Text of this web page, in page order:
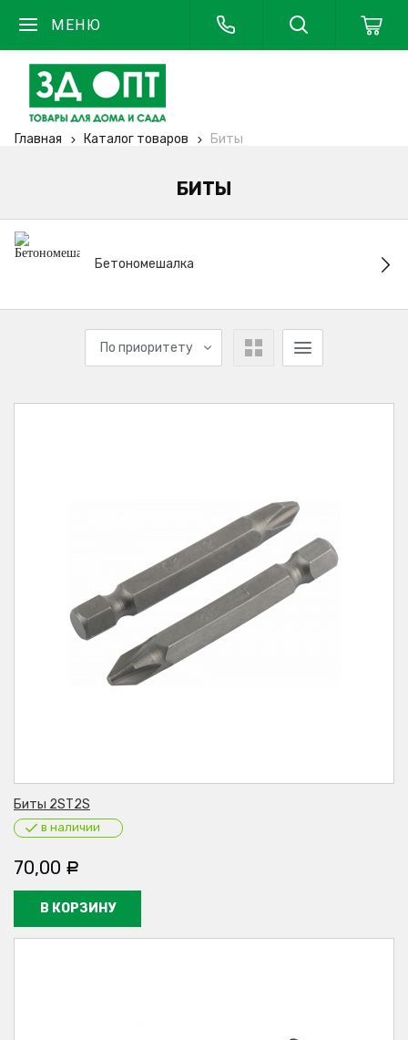
МЕНЮ
Главная Каталог товаров Биты
БИТЫ
Бетономешалка
По приоритету
Биты 2ST2S
в наличии
70,00 Р
В КОРЗИНУ